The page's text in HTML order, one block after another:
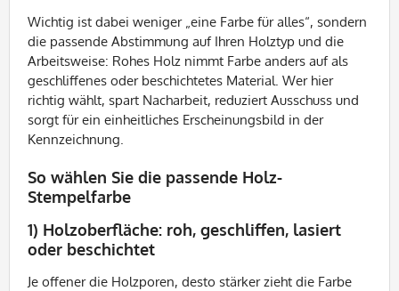
Wichtig ist dabei weniger „eine Farbe für alles“, sondern
die passende Abstimmung auf Ihren Holztyp und die
Arbeitsweise: Rohes Holz nimmt Farbe anders auf als
geschliffenes oder beschichtetes Material. Wer hier
richtig wählt, spart Nacharbeit, reduziert Ausschuss und
sorgt für ein einheitliches Erscheinungsbild in der
Kennzeichnung.
So wählen Sie die passende Holz-
Stempelfarbe
1) Holzoberfläche: roh, geschliffen, lasiert
oder beschichtet
Je offener die Holzporen, desto stärker zieht die Farbe